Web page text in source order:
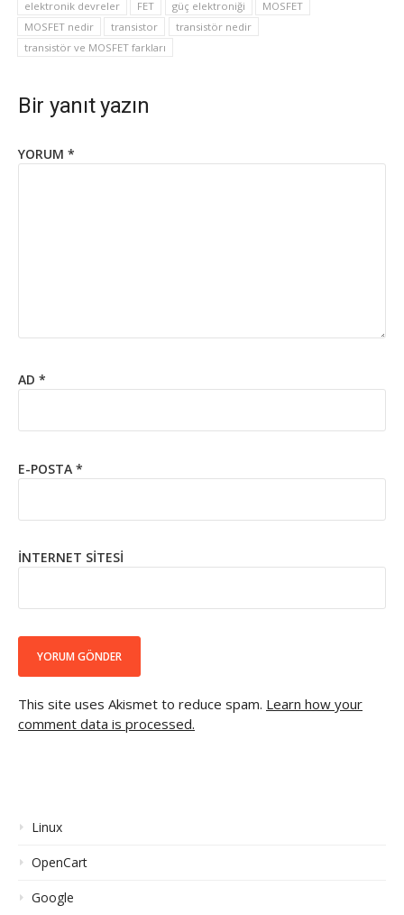
elektronik devreler FET güç elektroniği
MOSFET
MOSFET nedir
transistor
transistör nedir
transistör ve MOSFET farkları
Bir yanıt yazın
YORUM *
AD *
E-POSTA *
İNTERNET SITESI
This site uses Akismet to reduce spam. Learn how your
comment data is processed.
Linux
OpenCart
Google